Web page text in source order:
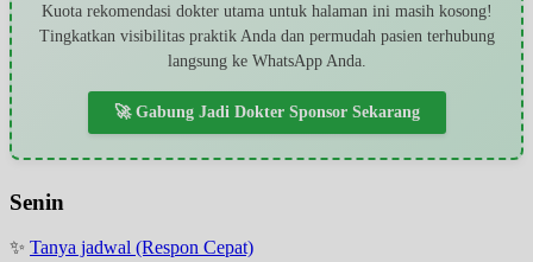
Kuota rekomendasi dokter utama untuk halaman ini masih kosong!
Tingkatkan visibilitas praktik Anda dan permudah pasien terhubung
langsung ke WhatsApp Anda.
🚀 Gabung Jadi Dokter Sponsor Sekarang
Senin
✨ Tanya jadwal (Respon Cepat)